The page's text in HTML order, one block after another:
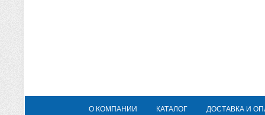
О КОМПАНИИ КАТАЛОГ ДОСТАВКА И